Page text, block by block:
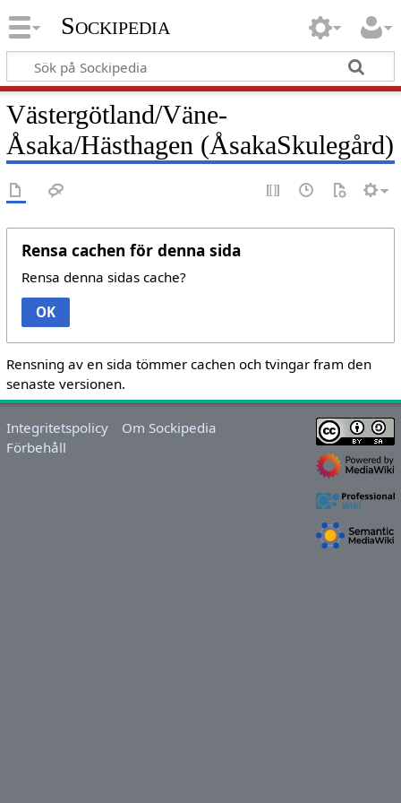
Sockipedia
Västergötland/Väne-
Åsaka/Hästhagen (ÅsakaSkulegård)
Rensa cachen för denna sida
Rensa denna sidas cache?
OK
Rensning av en sida tömmer cachen och tvingar fram den
senaste versionen.
Integritetspolicy
Om Sockipedia
Förbehåll